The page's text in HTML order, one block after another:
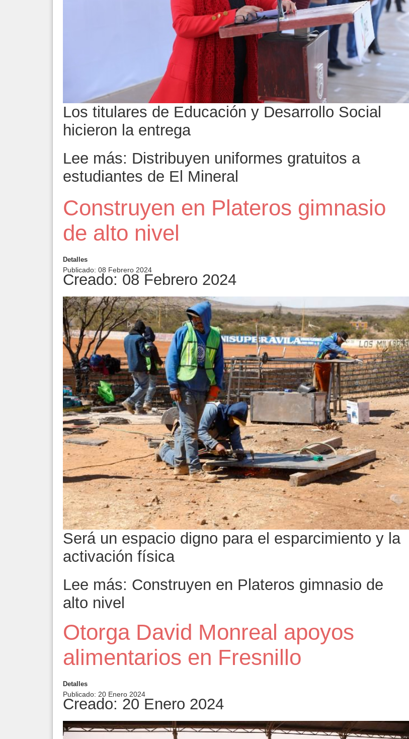
Los titulares de Educación y Desarrollo Social
hicieron la entrega
Lee más: Distribuyen uniformes gratuitos a
estudiantes de El Mineral
Construyen en Plateros gimnasio
de alto nivel
Detalles
Publicado: 08 Febrero 2024
Creado: 08 Febrero 2024
Será un espacio digno para el esparcimiento y la
activación física
Lee más: Construyen en Plateros gimnasio de
alto nivel
Otorga David Monreal apoyos
alimentarios en Fresnillo
Detalles
Publicado: 20 Enero 2024
Creado: 20 Enero 2024